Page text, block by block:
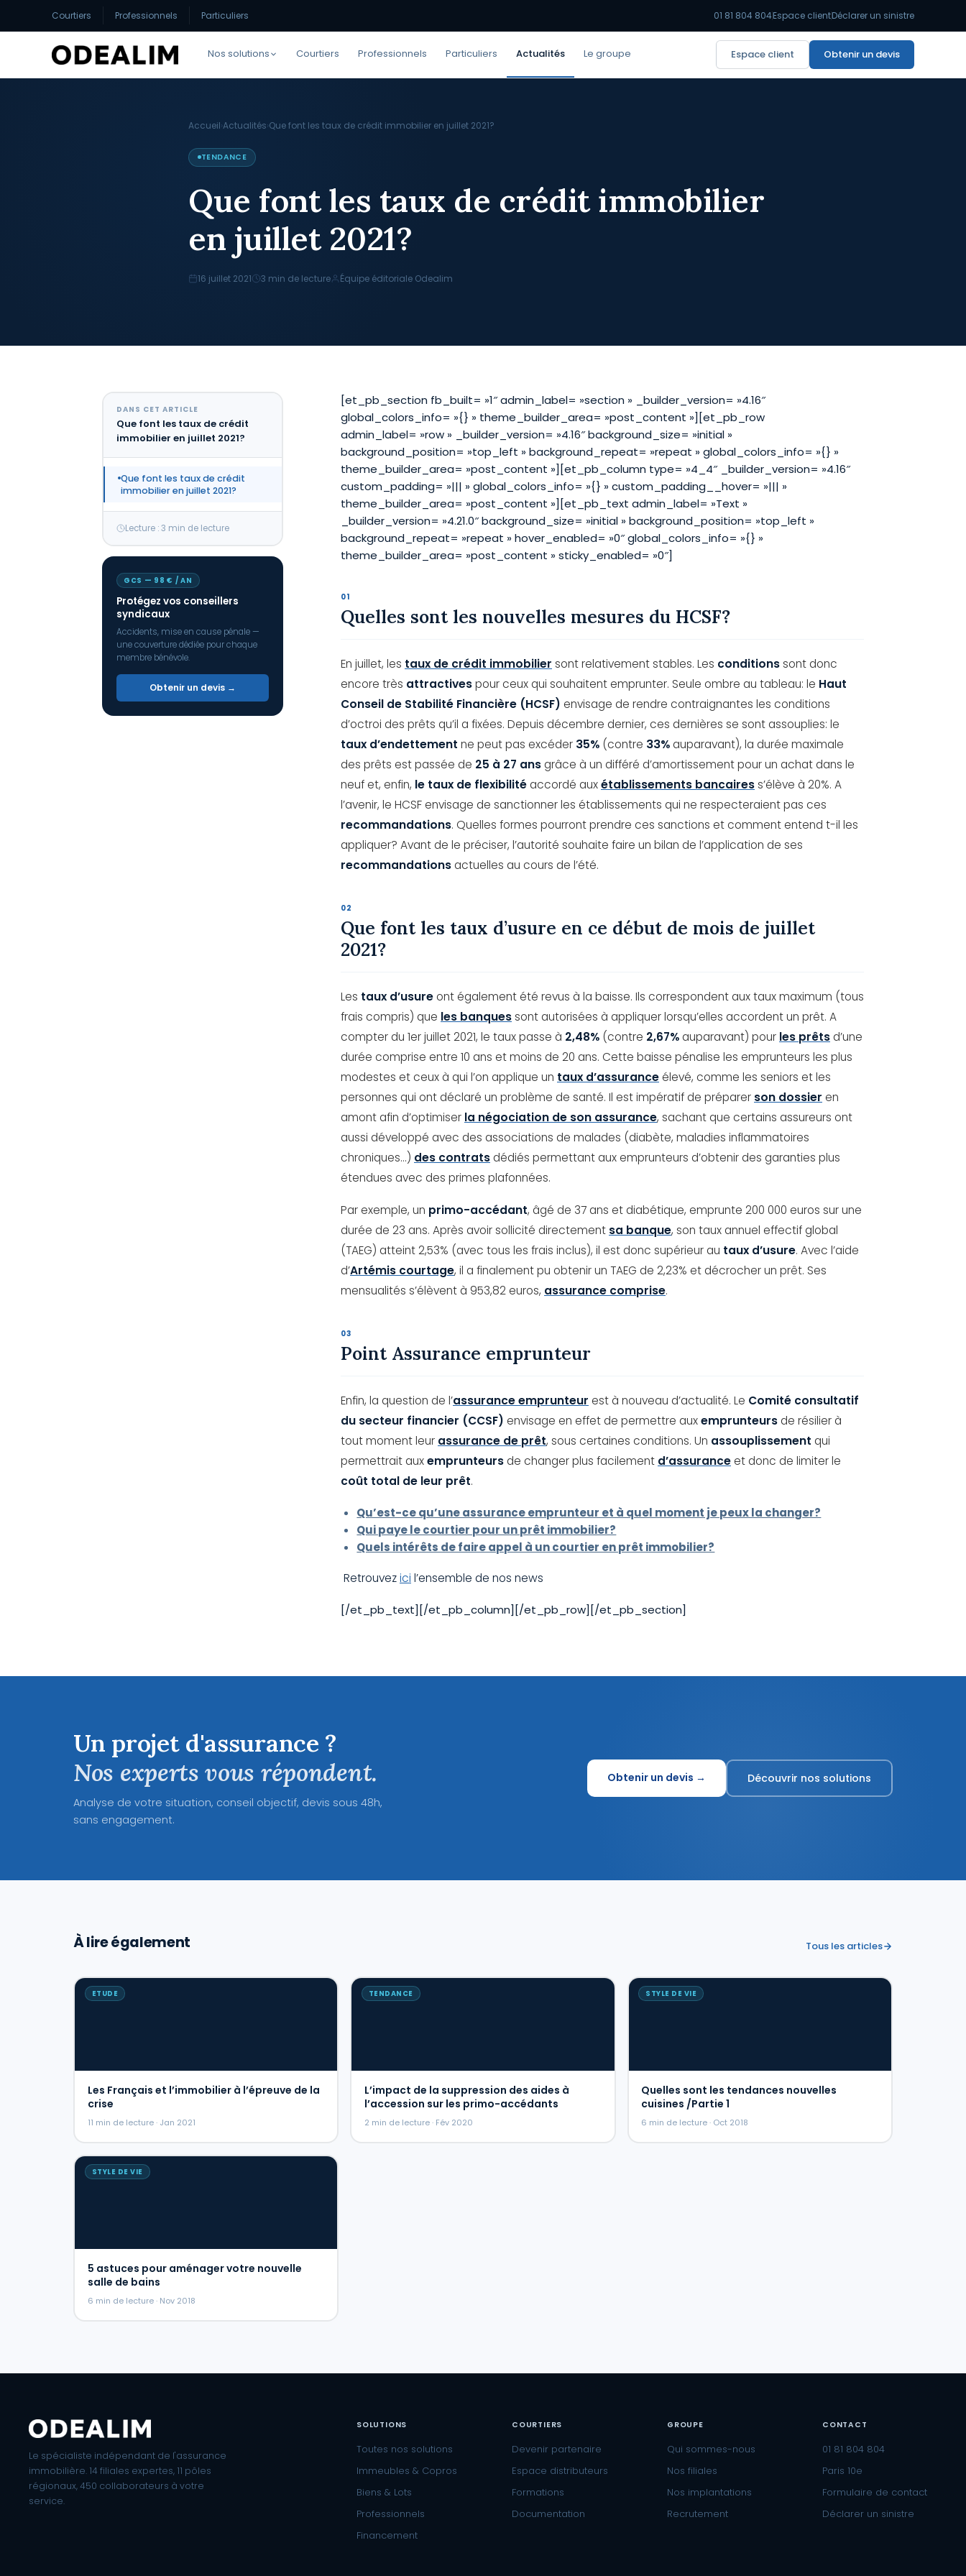
Courtiers Professionnels Particuliers 01 81 804 804Espace clientDéclarer un sinistre
Nos solutions Courtiers Professionnels Particuliers Actualités Le groupe Espace client Obtenir un devis
Accueil›Actualités›Que font les taux de crédit immobilier en juillet 2021?
TENDANCE
Que font les taux de crédit immobilier
en juillet 2021?
16 juillet 2021 3 min de lecture Équipe éditoriale Odealim
DANS CET ARTICLE
Que font les taux de crédit
immobilier en juillet 2021?
Que font les taux de crédit
immobilier en juillet 2021?
Lecture : 3 min de lecture
GCS — 98 € / AN
Protégez vos conseillers
syndicaux
Accidents, mise en cause pénale —
une couverture dédiée pour chaque
membre bénévole.
Obtenir un devis →
[et_pb_section fb_built= »1″ admin_label= »section » _builder_version= »4.16″
global_colors_info= »{} » theme_builder_area= »post_content »][et_pb_row
admin_label= »row » _builder_version= »4.16″ background_size= »initial »
background_position= »top_left » background_repeat= »repeat » global_colors_info= »{} »
theme_builder_area= »post_content »][et_pb_column type= »4_4″ _builder_version= »4.16″
custom_padding= »||| » global_colors_info= »{} » custom_padding__hover= »||| »
theme_builder_area= »post_content »][et_pb_text admin_label= »Text »
_builder_version= »4.21.0″ background_size= »initial » background_position= »top_left »
background_repeat= »repeat » hover_enabled= »0″ global_colors_info= »{} »
theme_builder_area= »post_content » sticky_enabled= »0″]
Quelles sont les nouvelles mesures du HCSF?
En juillet, les taux de crédit immobilier sont relativement stables. Les conditionssont donc
encore très attractivespour ceux qui souhaitent emprunter. Seule ombre au tableau: le Haut
Conseil de Stabilité Financière (HCSF) envisage de rendre contraignantes les conditions
d’octroi des prêts qu’il a fixées. Depuis décembre dernier, ces dernières se sont assouplies: le
taux d’endettement ne peut pas excéder 35% (contre 33%auparavant), la durée maximale
des prêts est passée de 25 à 27 ansgrâce à un différé d’amortissement pour un achat dans le
neuf et, enfin, le taux de flexibilitéaccordé auxétablissements bancairess’élève à 20%. A
l’avenir, le HCSF envisage de sanctionner les établissements qui ne respecteraient pas ces
recommandations. Quelles formes pourront prendre ces sanctions et comment entend t-il les
appliquer? Avant de le préciser, l’autorité souhaite faire un bilan de l’application de ses
recommandationsactuelles au cours de l’été.
Que font les taux d’usure en ce début de mois de juillet
2021?
Les taux d’usureont également été revus à la baisse. Ils correspondent aux taux maximum (tous
frais compris) que les banquessont autorisées à appliquer lorsqu’elles accordent un prêt. A
compter du 1er juillet 2021, le taux passe à 2,48% (contre 2,67%auparavant) pour les prêtsd’une
durée comprise entre 10 ans et moins de 20 ans. Cette baisse pénalise les emprunteurs les plus
modestes et ceux à qui l’on applique un taux d’assuranceélevé, comme les seniors et les
personnes qui ont déclaré un problème de santé. Il est impératif de préparer son dossier en
amont afin d’optimiser la négociation de son assurance, sachant que certains assureurs ont
aussi développé avec des associations de malades (diabète, maladies inflammatoires
chroniques…) des contratsdédiés permettant aux emprunteurs d’obtenir des garanties plus
étendues avec des primes plafonnées.
Par exemple, un primo-accédant, âgé de 37 ans et diabétique, emprunte 200 000 euros sur une
durée de 23 ans. Après avoir sollicité directement sa banque, son taux annuel effectif global
(TAEG) atteint 2,53% (avec tous les frais inclus), il est donc supérieur au taux d’usure. Avec l’aide
d’Artémis courtage, il a finalement pu obtenir un TAEG de 2,23% et décrocher un prêt. Ses
mensualités s’élèvent à 953,82 euros, assurance comprise.
Point Assurance emprunteur
Enfin, la question de l’assurance emprunteur est à nouveau d’actualité. Le Comité consultatif
du secteur financier (CCSF) envisage en effet de permettre auxemprunteursde résilier à
tout moment leur assurance de prêt, sous certaines conditions. Un assouplissement qui
permettrait auxemprunteursde changer plus facilement d’assuranceet donc de limiter le
coût total de leur prêt.
Qu’est-ce qu’une assurance emprunteur et à quel moment je peux la changer?
Qui paye le courtier pour un prêt immobilier?
Quels intérêts de faire appel à un courtier en prêt immobilier?
Retrouvezici l’ensemble de nos news
[/et_pb_text][/et_pb_column][/et_pb_row][/et_pb_section]
Un projet d'assurance ?
Nos experts vous répondent.
Analyse de votre situation, conseil objectif, devis sous 48h,
sans engagement.
Obtenir un devis → Découvrir nos solutions
À lire également Tous les articles
ETUDE
Les Français et l’immobilier à l’épreuve de la
crise
11 min de lecture · Jan 2021
TENDANCE
L’impact de la suppression des aides à
l’accession sur les primo-accédants
2 min de lecture · Fév 2020
STYLE DE VIE
Quelles sont les tendances nouvelles
cuisines /Partie 1
6 min de lecture · Oct 2018
STYLE DE VIE
5 astuces pour aménager votre nouvelle
salle de bains
6 min de lecture · Nov 2018
Le spécialiste indépendant de l'assurance
immobilière. 14 filiales expertes, 11 pôles
régionaux, 450 collaborateurs à votre
service.
SOLUTIONS
Toutes nos solutions
Immeubles & Copros
Biens & Lots
Professionnels
Financement
COURTIERS
Devenir partenaire
Espace distributeurs
Formations
Documentation
GROUPE
Qui sommes-nous
Nos filiales
Nos implantations
Recrutement
CONTACT
01 81 804 804
Paris 10e
Formulaire de contact
Déclarer un sinistre